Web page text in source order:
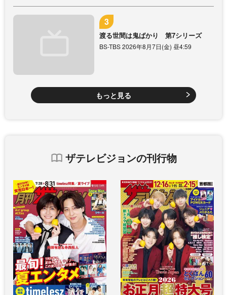
渡る世間は鬼ばかり 第7シリーズ
BS-TBS 2026年8月7日(金) 昼4:59
もっと見る
ザテレビジョンの刊行物